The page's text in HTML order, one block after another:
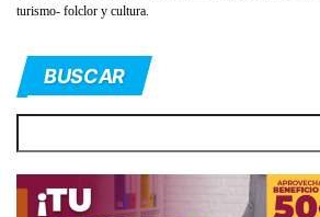
turismo- folclor y cultura.
BUSCAR